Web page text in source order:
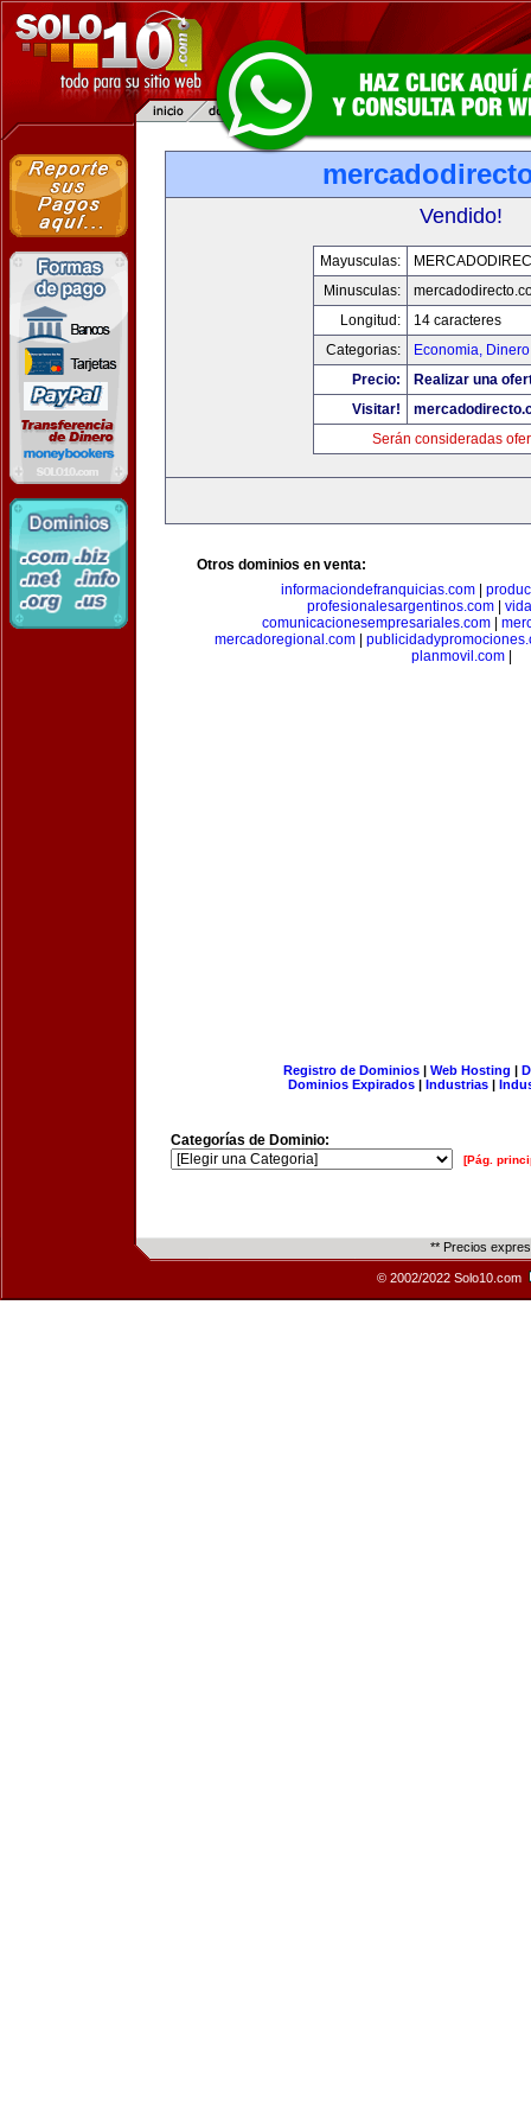
Vendido!
Mayusculas:
Minusculas:
Longitud:
14 caracteres
Categorias:
Economia,
Precio:
Realizar una
Visitar!
Serán consideradas
Otros dominios en venta:
informaciondefranquicias.com
profesionalesargentinos.com|
comunicacionesempresariales.com
mercadoregional.com
planmovil.com|
Registro de Dominios| Web Hosting |
Dominios Expirados | Industrias |
Categorías de Dominio:
[Pág.
** Precios
© 2002/2022 Solo10.com